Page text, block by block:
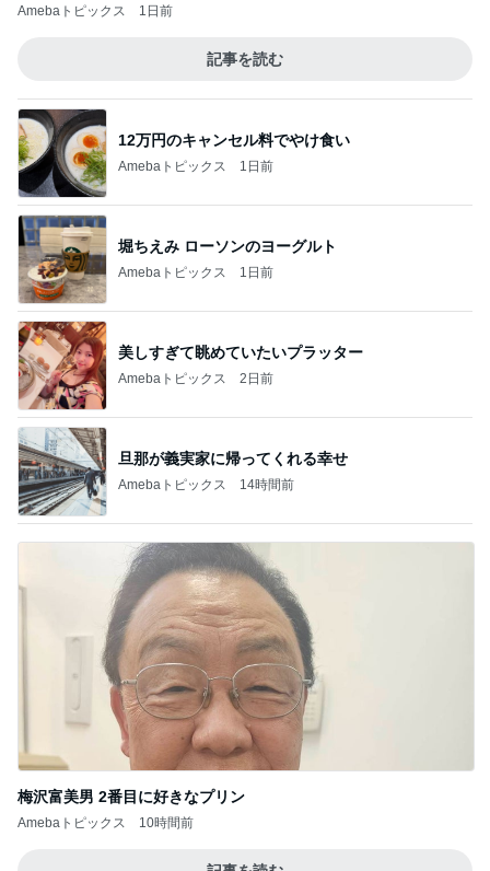
Amebaトピックス 1日前
記事を読む
12万円のキャンセル料でやけ食い
Amebaトピックス 1日前
堀ちえみ ローソンのヨーグルト
Amebaトピックス 1日前
美しすぎて眺めていたいプラッター
Amebaトピックス 2日前
旦那が義実家に帰ってくれる幸せ
Amebaトピックス 14時間前
梅沢富美男 2番目に好きなプリン
Amebaトピックス 10時間前